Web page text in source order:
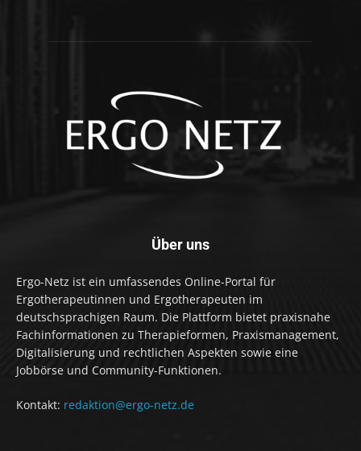
Über uns
Ergo-Netz ist ein umfassendes Online-Portal für
Ergotherapeutinnen und Ergotherapeuten im
deutschsprachigen Raum. Die Plattform bietet praxisnahe
Fachinformationen zu Therapieformen, Praxismanagement,
Digitalisierung und rechtlichen Aspekten sowie eine
Jobbörse und Community-Funktionen.
Kontakt: redaktion@ergo-netz.de